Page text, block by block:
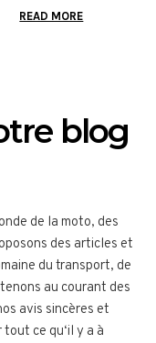
READ MORE
blog
onde de la moto, des
ons des articles et
aine du transport, de
tenons au courant des
avis sincères et
tout ce qu‘il y a à